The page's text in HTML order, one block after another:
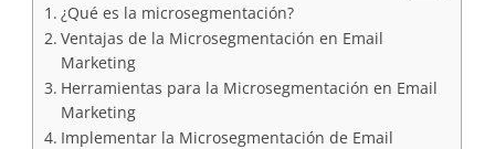
¿Qué es la microsegmentación?
Ventajas de la Microsegmentación en Email
Marketing
Herramientas para la Microsegmentación en Email
Marketing
Implementar la Microsegmentación de Email